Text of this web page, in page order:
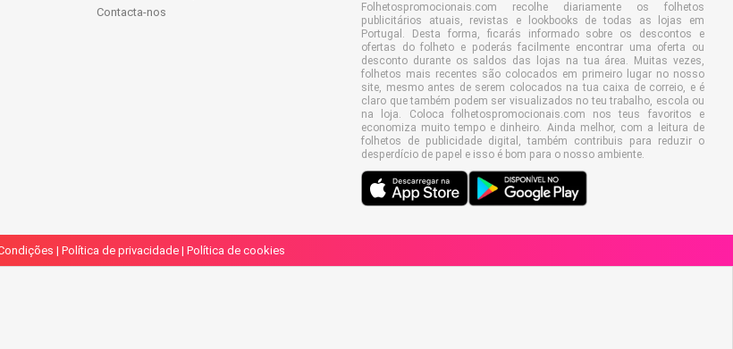
Contacta-nos
Folhetospromocionais.com recolhe diariamente os folhetos
publicitários atuais, revistas e lookbooks de todas as lojas em
Portugal. Desta forma, ficarás informado sobre os descontos e
ofertas do folheto e poderás facilmente encontrar uma oferta ou
desconto durante os saldos das lojas na tua área. Muitas vezes,
folhetos mais recentes são colocados em primeiro lugar no nosso
site, mesmo antes de serem colocados na tua caixa de correio, e é
claro que também podem ser visualizados no teu trabalho, escola ou
na loja. Coloca folhetospromocionais.com nos teus favoritos e
economiza muito tempo e dinheiro. Ainda melhor, com a leitura de
folhetos de publicidade digital, também contribuis para reduzir o
desperdício de papel e isso é bom para o nosso ambiente.
| Política de privacidade | Política de cookies